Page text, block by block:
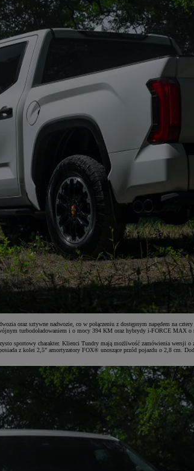
oraz sztywne nadwozie, co w połączeniu z dostępnym napędem na
turbodoładowaniem i o mocy 394 KM oraz hybrydy i-FORCE MAX
sportowy charakter. Klienci Tundry mają możliwość zamówienia wersji
z kolei 2,5" amortyzatory FOX® unoszące przód pojazdu o 2,8 cm.